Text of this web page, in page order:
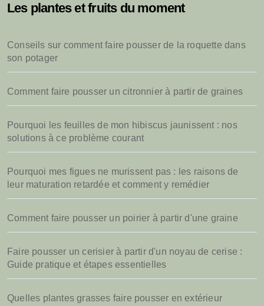
Les plantes et fruits du moment
Conseils sur comment faire pousser de la roquette dans
son potager
Comment faire pousser un citronnier à partir de graines
Pourquoi les feuilles de mon hibiscus jaunissent : nos
solutions à ce problème courant
Pourquoi mes figues ne murissent pas : les raisons de
leur maturation retardée et comment y remédier
Comment faire pousser un poirier à partir d'une graine
Faire pousser un cerisier à partir d'un noyau de cerise :
Guide pratique et étapes essentielles
Quelles plantes grasses faire pousser en extérieur